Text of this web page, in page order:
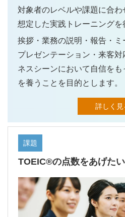
対象者のレベルや課題に合
想定した実践トレーニングを
挨拶・業務の説明・報告・ミ
プレゼンテーション・来客
ネスシーンにおいて自信を
を養うことを目的とします。
詳しく見
課題
TOEIC®の点数をあげたい